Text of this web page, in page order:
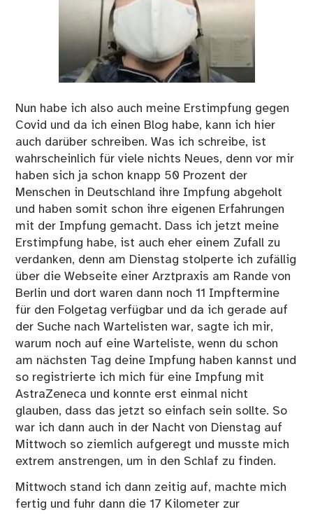
Nun habe ich also auch meine Erstimpfung gegen
Covid und da ich einen Blog habe, kann ich hier
auch darüber schreiben. Was ich schreibe, ist
wahrscheinlich für viele nichts Neues, denn vor mir
haben sich ja schon knapp 50 Prozent der
Menschen in Deutschland ihre Impfung abgeholt
und haben somit schon ihre eigenen Erfahrungen
mit der Impfung gemacht. Dass ich jetzt meine
Erstimpfung habe, ist auch eher einem Zufall zu
verdanken, denn am Dienstag stolperte ich zufällig
über die Webseite einer Arztpraxis am Rande von
Berlin und dort waren dann noch 11 Impftermine
für den Folgetag verfügbar und da ich gerade auf
der Suche nach Wartelisten war, sagte ich mir,
warum noch auf eine Warteliste, wenn du schon
am nächsten Tag deine Impfung haben kannst und
so registrierte ich mich für eine Impfung mit
AstraZeneca und konnte erst einmal nicht
glauben, dass das jetzt so einfach sein sollte. So
war ich dann auch in der Nacht von Dienstag auf
Mittwoch so ziemlich aufgeregt und musste mich
extrem anstrengen, um in den Schlaf zu finden.
Mittwoch stand ich dann zeitig auf, machte mich
fertig und fuhr dann die 17 Kilometer zur